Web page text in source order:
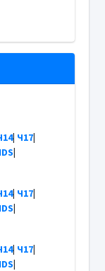
| Ч17|
|
| Ч17|
|
| Ч17|
|